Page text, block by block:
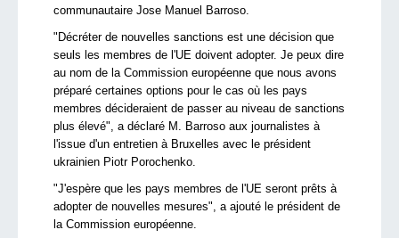
communautaire Jose Manuel Barroso.
"Décréter de nouvelles sanctions est une décision que
seuls les membres de l'UE doivent adopter. Je peux dire
au nom de la Commission européenne que nous avons
préparé certaines options pour le cas où les pays
membres décideraient de passer au niveau de sanctions
plus élevé", a déclaré M. Barroso aux journalistes à
l'issue d'un entretien à Bruxelles avec le président
ukrainien Piotr Porochenko.
"J'espère que les pays membres de l'UE seront prêts à
adopter de nouvelles mesures", a ajouté le président de
la Commission européenne.